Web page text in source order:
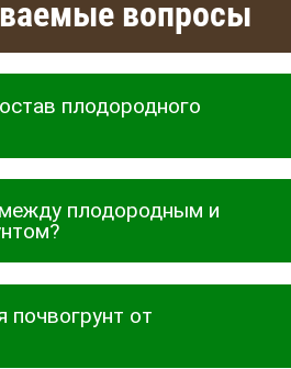
вопросы
плодородного
плодородным и
почвогрунт от